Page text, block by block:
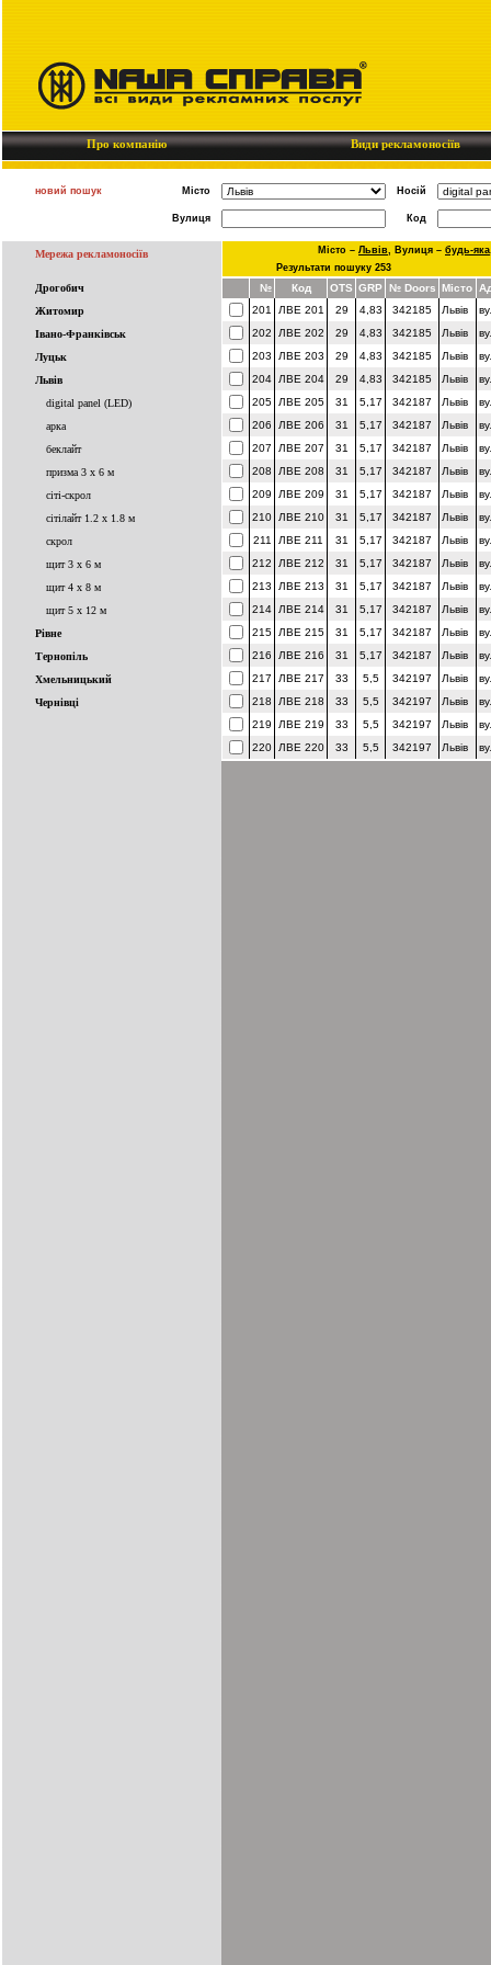
Про компанію Види рекламоносіїв
новий пошук Місто Носій
Вулиця Код
Мережа рекламоносіїв
Дрогобич
Житомир
Івано-Франківськ
Луцьк
Львів
digital panel (LED)
арка
беклайт
призма 3 x 6 м
сіті-скрол
сітілайт 1.2 x 1.8 м
скрол
щит 3 x 6 м
щит 4 x 8 м
щит 5 x 12 м
Рівне
Тернопіль
Хмельницький
Чернівці
Місто – Львів, Вулиця – будь-яка
Результати пошуку 253
№ Код OTS GRP № Doors Місто
201
ЛВЕ 201 29 4,83 342185 Львів
202
ЛВЕ 202 29 4,83 342185 Львів
203
ЛВЕ 203 29 4,83 342185 Львів
204
ЛВЕ 204 29 4,83 342185 Львів
205
ЛВЕ 205 31 5,17 342187 Львів
206
ЛВЕ 206 31 5,17 342187 Львів
207
ЛВЕ 207 31 5,17 342187 Львів
208
ЛВЕ 208 31 5,17 342187 Львів
209
ЛВЕ 209 31 5,17 342187 Львів
210
ЛВЕ 210 31 5,17 342187 Львів
211
ЛВЕ 211 31 5,17 342187 Львів
212
ЛВЕ 212 31 5,17 342187 Львів
213
ЛВЕ 213 31 5,17 342187 Львів
214
ЛВЕ 214 31 5,17 342187 Львів
215
ЛВЕ 215 31 5,17 342187 Львів
216
ЛВЕ 216 31 5,17 342187 Львів
217
ЛВЕ 217 33 5,5 342197 Львів
218
ЛВЕ 218 33 5,5 342197 Львів
219
ЛВЕ 219 33 5,5 342197 Львів
220
ЛВЕ 220 33 5,5 342197 Львів